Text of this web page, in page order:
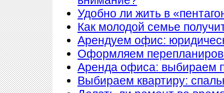
Удобно ли жить в
Как молодой семье
Арендуем офис:
Оформляем
Аренда офиса: выбираем
Выбираем квартиру: